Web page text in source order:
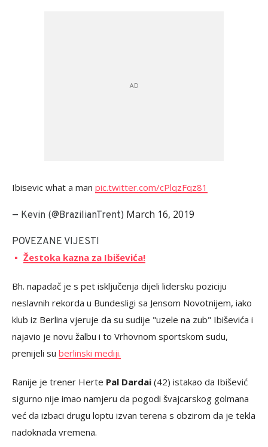
Ibisevic what a man pic.twitter.com/cPlqzFqz81
— Kevin (@BrazilianTrent) March 16, 2019
POVEZANE VIJESTI
Žestoka kazna za Ibiševića!
Bh. napadač je s pet isključenja dijeli lidersku poziciju
neslavnih rekorda u Bundesligi sa Jensom Novotnijem, iako
klub iz Berlina vjeruje da su sudije "uzele na zub" Ibiševića i
najavio je novu žalbu i to Vrhovnom sportskom sudu,
prenijeli su berlinski mediji.
Ranije je trener Herte Pal Dardai (42) istakao da Ibišević
sigurno nije imao namjeru da pogodi švajcarskog golmana
već da izbaci drugu loptu izvan terena s obzirom da je tekla
nadoknada vremena.